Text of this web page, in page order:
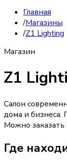
Главная
/Магазины
/Z1 Lighting
Магазин
Z1
Салон
дома и бизнеса.
Можно заказать
Где